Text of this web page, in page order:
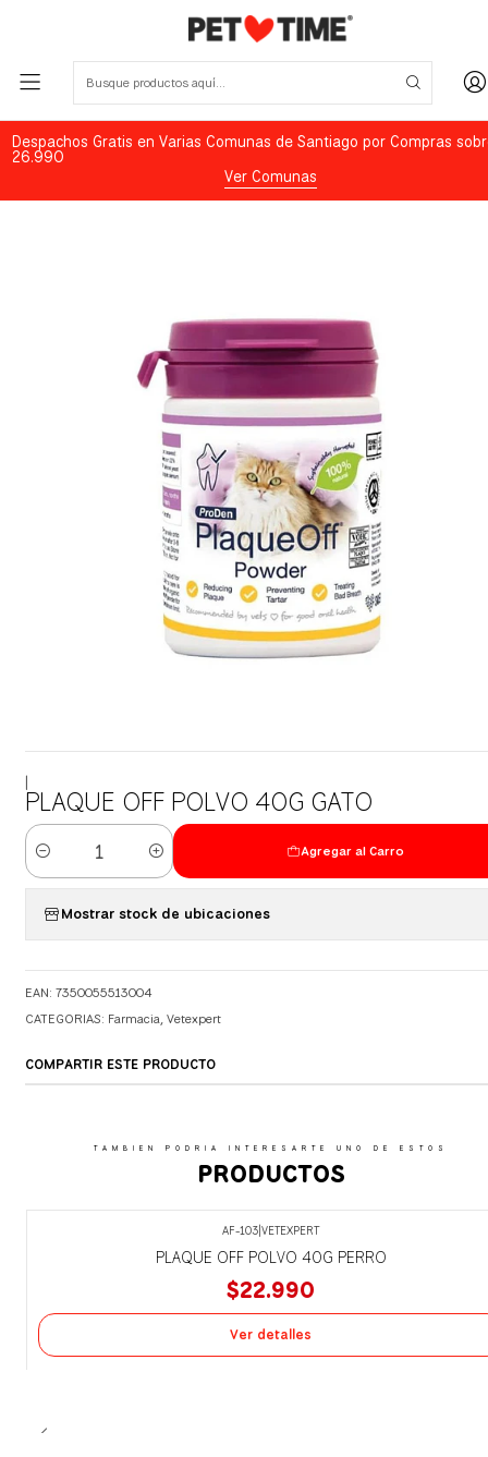
Despachos Gratis en Varias Comunas de Santiago por Compras
26.990
Ver Comunas
PLAQUE OFF POLVO 40G GATO
Cantidad
Agregar al Carro
Mostrar stock de ubicaciones
EAN: 7350055513004
CATEGORIAS: Farmacia,Vetexpert
COMPARTIR ESTE PRODUCTO
TAMBIEN PODRIA INTERESARTE UNO DE ESTOS
PRODUCTOS
AF-103 VETEXPERT
PLAQUE OFF POLVO 40G PERRO
$22.990
Ver detalles